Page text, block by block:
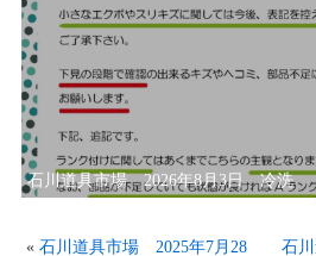
石川道具市場 2026年8月3日 冷洗
«石川道具市場 2025年7月28
石